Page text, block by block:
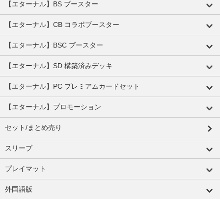
【エターナル】BS ブースター
【エターナル】CB コラボブースター
【エターナル】BSC ブースター
【エターナル】SD 構築済みデッキ
【エターナル】PC プレミアムカードセット
【エターナル】プロモーション
セット/まとめ売り
スリーブ
プレイマット
外国語版